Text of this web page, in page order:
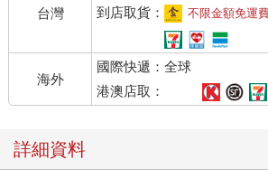
的洄游小魚，他說那是用牙籖一隻一隻細細
深刻，這是擅寫人物的李喬最為人稱道的。
者》，我曾擔心它改作漫畫的難度，曾耀
份挑戰，成果令人讚嘆！他把抓耙仔內心幽
人，為轉型正義文化工程增添了重要的文本
化論述，並積極參與各項公共事務，如今由
民、曾耀慶創作，以及前衛出版社通力合
台灣
到店取貨：
不限金額免運
海外
國際快遞：全球
港澳店取：
詳細資料